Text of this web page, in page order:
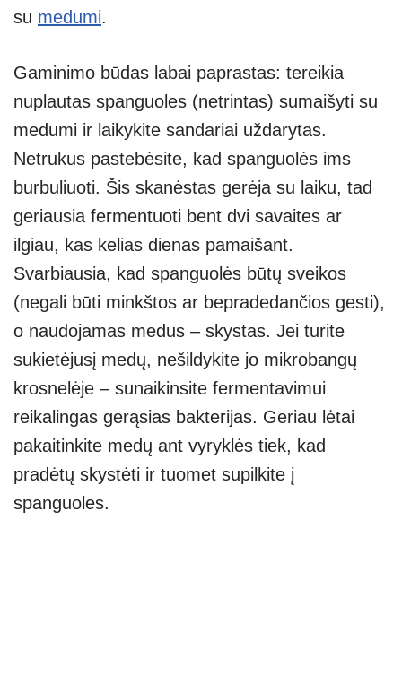
su medumi.
Gaminimo būdas labai paprastas: tereikia
nuplautas spanguoles (netrintas) sumaišyti su
medumi ir laikykite sandariai uždarytas.
Netrukus pastebėsite, kad spanguolės ims
burbuliuoti. Šis skanėstas gerėja su laiku, tad
geriausia fermentuoti bent dvi savaites ar
ilgiau, kas kelias dienas pamaišant.
Svarbiausia, kad spanguolės būtų sveikos
(negali būti minkštos ar bepradedančios gesti),
o naudojamas medus – skystas. Jei turite
sukietėjusį medų, nešildykite jo mikrobangų
krosnelėje – sunaikinsite fermentavimui
reikalingas gerąsias bakterijas. Geriau lėtai
pakaitinkite medų ant vyryklės tiek, kad
pradėtų skystėti ir tuomet supilkite į
spanguoles.